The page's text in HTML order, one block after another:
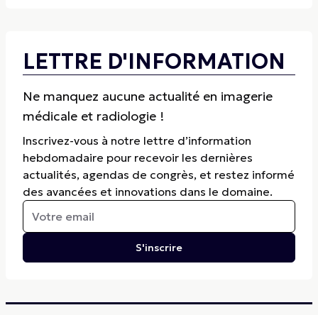
LETTRE D'INFORMATION
Ne manquez aucune actualité en imagerie
médicale et radiologie !
Inscrivez-vous à notre lettre d’information
hebdomadaire pour recevoir les dernières
actualités, agendas de congrès, et restez informé
des avancées et innovations dans le domaine.
S'inscrire